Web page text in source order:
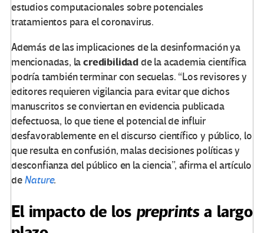
estudios computacionales sobre potenciales
tratamientos para el coronavirus.
Además de las implicaciones de la desinformación ya
mencionadas, lacredibilidadde la academia científica
podría también terminar con secuelas. “Los revisores y
editores requieren vigilancia para evitar que dichos
manuscritos se conviertan en evidencia publicada
defectuosa, lo que tiene el potencial de influir
desfavorablemente en el discurso científico y público, lo
que resulta en confusión, malas decisiones políticas y
desconfianza del público en la ciencia”, afirma el artículo
deNature.
El impacto de los preprintsa largo